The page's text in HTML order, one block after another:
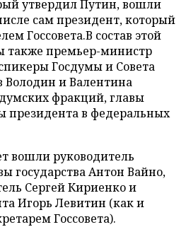
утвердил Путин, вошли
сам президент, который
Госсовета.В состав этой
также премьер-министр
Госдумы и Совета
Володин и Валентина
фракций, главы
президента в федеральных
вошли руководитель
государства Антон Вайно,
Сергей Кириенко и
Игорь Левитин (как и
Госсовета).